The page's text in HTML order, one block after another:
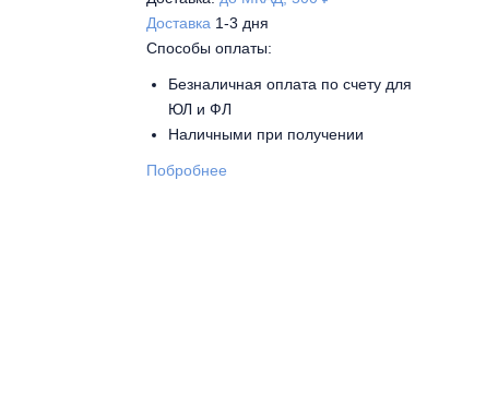
Доставка 1-3 дня
Способы оплаты:
Безналичная оплата по счету для
ЮЛ и ФЛ
Наличными при получении
Побробнее